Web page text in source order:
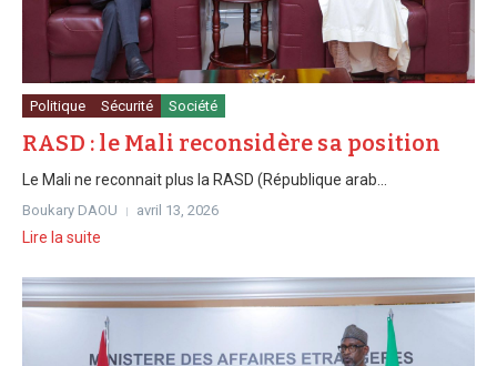
Politique Sécurité Société
RASD : le Mali reconsidère sa position
Le Mali ne reconnait plus la RASD (République arab...
Boukary DAOU avril 13, 2026
Lire la suite